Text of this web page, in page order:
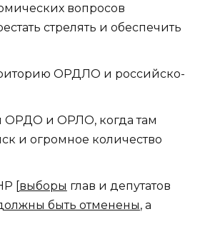
вопросов
стрелять и обеспечить
ОРДЛО и российско-
ОРДО и ОРЛО, когда там
и огромное количество
[ выборы глав и депутатов
быть отменены, а